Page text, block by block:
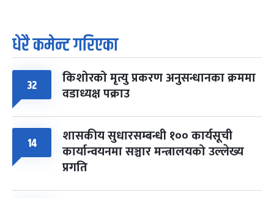
धेरै कमेन्ट गरिएका
32 किशोरको मृत्यु प्रकरण अनुसन्धानका क्रममा
वडाध्यक्ष पक्राउ
14 शासकीय सुधारसम्बन्धी १०० कार्यसूची
कार्यान्वयनमा सञ्चार मन्त्रालयको उल्लेख्य
प्रगति